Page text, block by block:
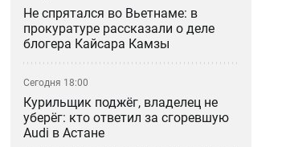
Не спрятался во Вьетнаме: в
прокуратуре рассказали о деле
блогера Кайсара Камзы
Сегодня 18:00
Курильщик поджёг, владелец не
уберёг: кто ответил за сгоревшую
Audi в Астане